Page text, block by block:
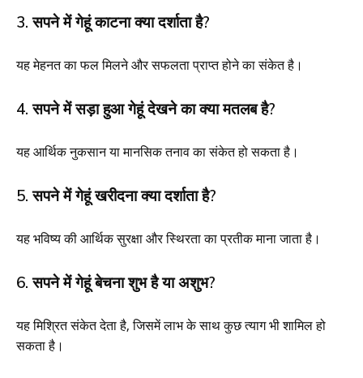
3. सपने में गेहूं काटना क्या दर्शाता है?
यह मेहनत का फल मिलने और सफलता प्राप्त होने का संकेत है।
4. सपने में सड़ा हुआ गेहूं देखने का क्या मतलब है?
यह आर्थिक नुकसान या मानसिक तनाव का संकेत हो सकता है।
5. सपने में गेहूं खरीदना क्या दर्शाता है?
यह भविष्य की आर्थिक सुरक्षा और स्थिरता का प्रतीक माना जाता है।
6. सपने में गेहूं बेचना शुभ है या अशुभ?
यह मिश्रित संकेत देता है, जिसमें लाभ के साथ कुछ त्याग भी शामिल हो
सकता है।